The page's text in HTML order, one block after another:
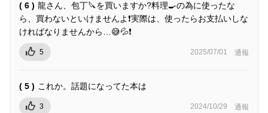
( 6 ) 龍さん、包丁🔪を買いますか?料理🍳の為に使ったな
ら、買わないといけませんよ❗️実際は、使ったらお支払いしな
ければなりませんから…😅💦❗️
5 2025/07/01 通報
( 5 ) これか。話題になってた本は
3 2024/10/29 通報